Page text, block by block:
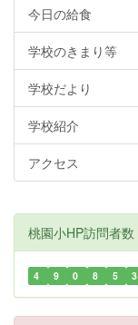
今日の給食
学校のきまり等
学校だより
学校紹介
アクセス
桃園小HP訪問者数
4 9 0 8 5 3